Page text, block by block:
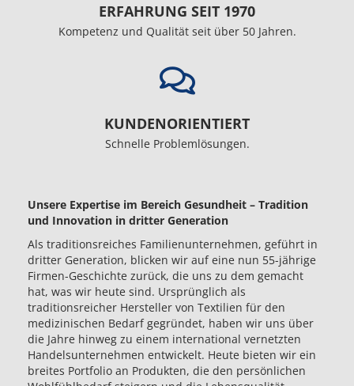
ERFAHRUNG SEIT 1970
Kompetenz und Qualität seit über 50 Jahren.
KUNDENORIENTIERT
Schnelle Problemlösungen.
Unsere Expertise im Bereich Gesundheit – Tradition
und Innovation in dritter Generation
Als traditionsreiches Familienunternehmen, geführt in
dritter Generation, blicken wir auf eine nun 55-jährige
Firmen-Geschichte zurück, die uns zu dem gemacht
hat, was wir heute sind. Ursprünglich als
traditionsreicher Hersteller von Textilien für den
medizinischen Bedarf gegründet, haben wir uns über
die Jahre hinweg zu einem international vernetzten
Handelsunternehmen entwickelt. Heute bieten wir ein
breites Portfolio an Produkten, die den persönlichen